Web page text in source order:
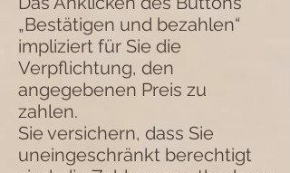
„Bestätigen und bezahlen“
impliziert für Sie die
Verpflichtung, den
angegebenen Preis zu
zahlen.
Sie versichern, dass Sie
uneingeschränkt berechtigt